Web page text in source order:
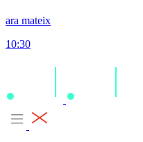
ara mateix
10:30